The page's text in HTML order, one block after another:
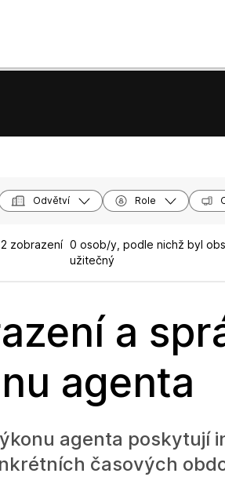
Odvětví Role
zobrazení 0 osob/y, podle nichž byl
užitečný
a
agenta
agenta poskytují
časových